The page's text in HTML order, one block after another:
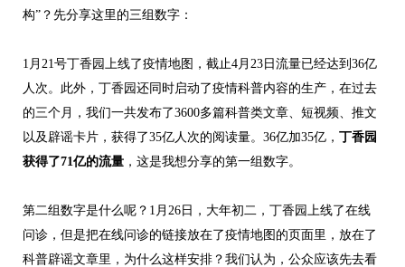
构”？先分享这里的三组数字：
1月21号丁香园上线了疫情地图，截止4月23日流量已经达到36亿
人次。此外，丁香园还同时启动了疫情科普内容的生产，在过去
的三个月，我们一共发布了3600多篇科普类文章、短视频、推文
以及辟谣卡片，获得了35亿人次的阅读量。36亿加35亿， 丁香园
获得了71亿的流量 ，这是我想分享的第一组数字。
第二组数字是什么呢？1月26日，大年初二，丁香园上线了在线
问诊，但是把在线问诊的链接放在了疫情地图的页面里，放在了
科普辟谣文章里，为什么这样安排？我们认为，公众应该先去看